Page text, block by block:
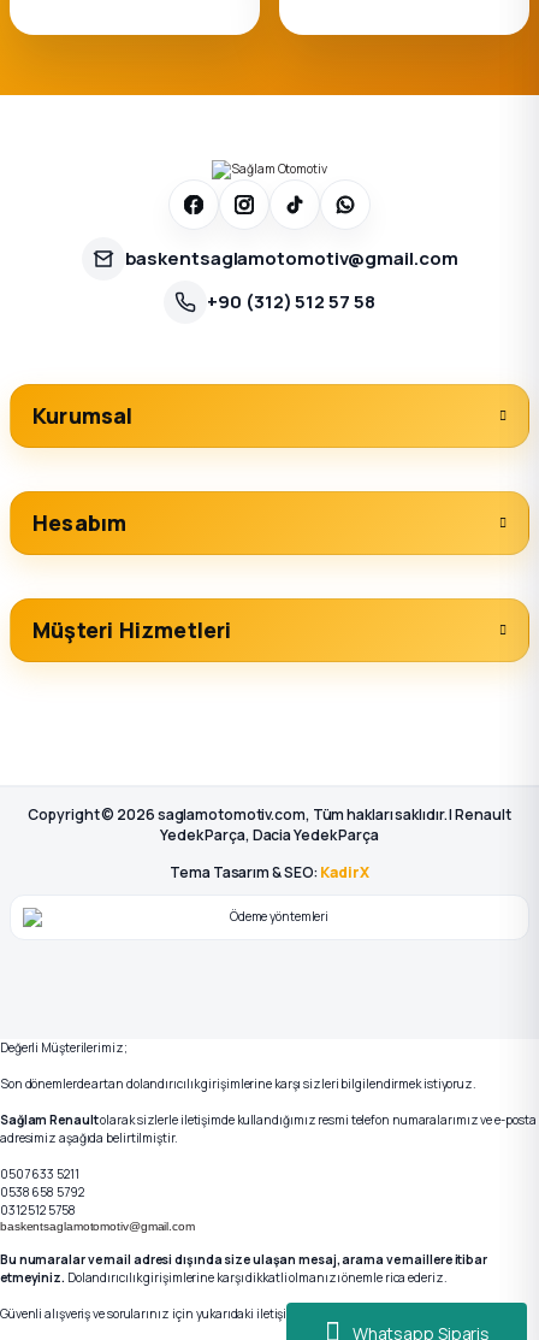
Whatsapp Sipariş
baskentsaglamotomotiv@gmail.com
+90 (312) 512 57 58
Kurumsal
Hesabım
Müşteri Hizmetleri
Copyright © 2026 saglamotomotiv.com, Tüm hakları saklıdır. | Renault
Yedek Parça, Dacia Yedek Parça
Tema Tasarım & SEO: KadirX
Değerli Müşterilerimiz;
Son dönemlerde artan dolandırıcılık girişimlerine karşı sizleri bilgilendirmek istiyoruz.
Sağlam Renaultolarak sizlerle iletişimde kullandığımız resmi telefon numaralarımız ve e-posta
adresimiz aşağıda belirtilmiştir.
0507 633 5211
0538 658 5792
0312 512 5758
baskentsaglamotomotiv@gmail.com
Bu numaralar ve mail adresi dışında size ulaşan mesaj, arama ve maillere itibar
etmeyiniz. Dolandırıcılık girişimlerine karşı dikkatli olmanızı önemle rica ederiz.
Güvenli alışveriş ve sorularınız için yukarıdaki iletişim kanallarımızdan bizlere ulaşabilirsiniz.